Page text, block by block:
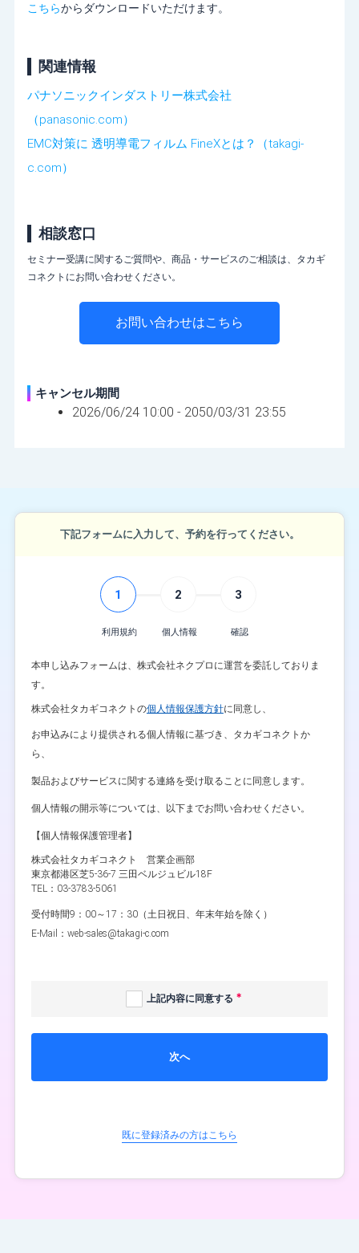
こちらからダウンロードいただけます。
関連情報
パナソニックインダストリー株式会社
（panasonic.com）
EMC対策に 透明導電フィルム FineXとは？（takagi-
c.com）
相談窓口
セミナー受講に関するご質問や、商品・サービスのご相談は、タカギ
コネクトにお問い合わせください。
お問い合わせはこちら
キャンセル期間
2026/06/24 10:00 - 2050/03/31 23:55
下記フォームに入力して、予約を行ってください。
1
利用規約
2
個人情報
3
確認
本申し込みフォームは、株式会社ネクプロに運営を委託しておりま
す。
株式会社タカギコネクトの個人情報保護方針に同意し、
お申込みにより提供される個人情報に基づき、タカギコネクトか
ら、
製品およびサービスに関する連絡を受け取ることに同意します。
個人情報の開示等については、以下までお問い合わせください。
【個人情報保護管理者】
株式会社タカギコネクト 営業企画部
東京都港区芝5-36-7 三田ベルジュビル18F
TEL：03-3783-5061
受付時間9：00～17：30（土日祝日、年末年始を除く）
E-Mail：web-sales@takagi-c.com
上記内容に同意する
次へ
既に登録済みの方はこちら